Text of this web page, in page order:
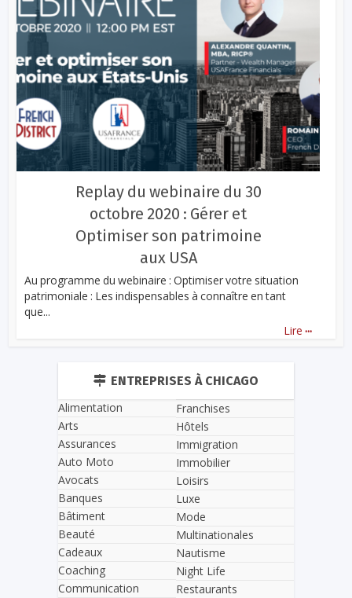
Replay du webinaire du 30
octobre 2020 : Gérer et
Optimiser son patrimoine
aux USA
Au programme du webinaire : Optimiser votre situation
patrimoniale : Les indispensables à connaître en tant
que...
Lire ...
ENTREPRISES À CHICAGO
Alimentation
Arts
Assurances
Auto Moto
Avocats
Banques
Bâtiment
Beauté
Cadeaux
Coaching
Communication
Franchises
Hôtels
Immigration
Immobilier
Loisirs
Luxe
Mode
Multinationales
Nautisme
Night Life
Restaurants